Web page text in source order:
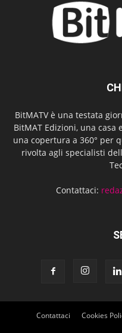
BitMATV è una testata
BitMAT Edizioni, una
una copertura a 360° per
rivolta agli specialisti
Contattaci:
Contattaci Cookies